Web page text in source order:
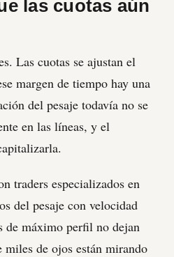
las cuotas aún
Las cuotas se ajustan el
margen de tiempo hay una
del pesaje todavía no se
en las líneas, y el
traders especializados en
del pesaje con velocidad
de máximo perfil no dejan
miles de ojos están mirando